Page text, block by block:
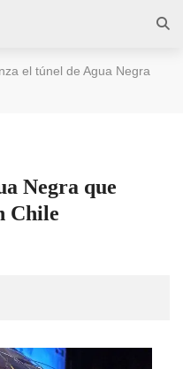
el túnel de Agua Negra
Negra que
Chile